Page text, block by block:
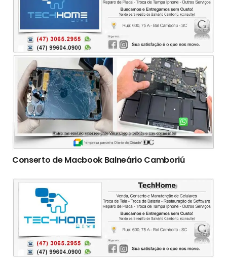
Conserto de Macbook Balneário Camboriú